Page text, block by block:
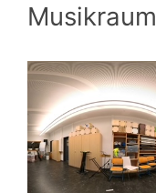
Musikraum